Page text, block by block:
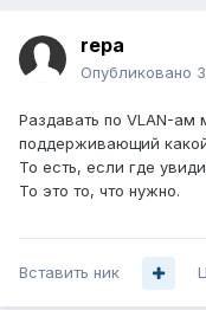
repa
Опубликовано
Раздавать по VLAN-ам
поддерживающий
То есть, если где
То это то, что нужно.
Вставить ник